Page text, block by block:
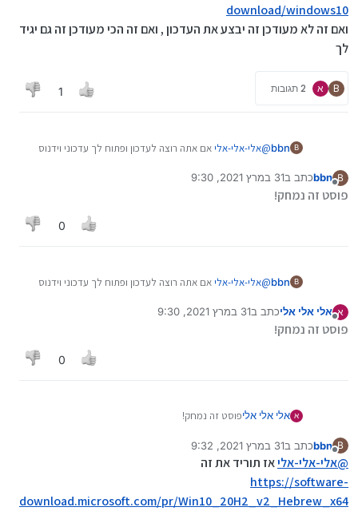
download/windows10
ואם זה לא מעודכן זה יבצע את העדכון , ואם זה הכי מעודכן זה גם יגיד
לך
B א 2 תגובות 1
B
bbn
@אלי-אלי-אליאם אתה רוצה לעדכון ופתוח לך עדכוני וידנוס
https://www.microsoft.com/he-il/software-
B
bbnכתב ב31 במרץ 2021, 9:30
נערך לאחרונה על ידי
פוסט זה נמחק!
0
B
bbn
@אלי-אלי-אליאם אתה רוצה לעדכון ופתוח לך עדכוני וידנוס
https://www.microsoft.com/he-il/software-
א
מנותק
אלי אלי אליכתב ב31 במרץ 2021, 9:30
נערך לאחרונה על ידי אלי אלי אלי
פוסט זה נמחק!
0
א אלי אלי אליפוסט זה נמחק!
B
מנותק
bbnכתב ב31 במרץ 2021, 9:32
נערך לאחרונה על ידי
@אלי-אלי-אליאז תוריד את זה
https://software-
download.microsoft.com/pr/Win10_20H2_v2_Hebrew_x64